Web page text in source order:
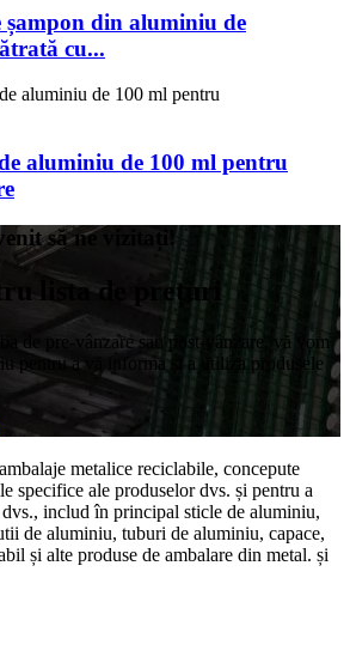
șampon din aluminiu de
cu...
aluminiu de 100 ml pentru
să ne vizitați!
lista de prețuri
de pre-vânzare sau post-vânzare, vă vom
pentru a vă informa și a utiliza produsele
metalice reciclabile, concepute
specifice ale produselor dvs. și pentru a
includ în principal sticle de aluminiu,
de aluminiu, tuburi de aluminiu, capace,
și alte produse de ambalare din metal. și